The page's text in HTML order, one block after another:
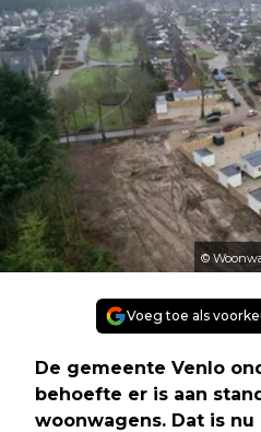
©
Voeg toe als
De gemeente Venlo
behoefte er is aan
woonwagens. Dat is